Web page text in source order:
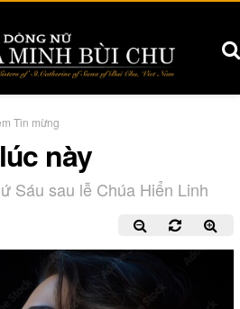
Tin mừng
này
Sáu sau lễ Chúa Hiển Linh